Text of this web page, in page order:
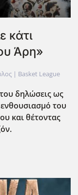
κάτι
Άρη»
| Basket League
δηλώσεις ως
του
και θέτοντας